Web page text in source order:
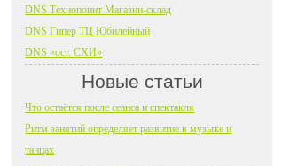
DNS Технопоинт Магазин-склад
DNS Гипер ТЦ Юбилейный
DNS «ост. СХИ»
Новые статьи
Что остаётся после сеанса и спектакля
Ритм занятий определяет развитие в музыке и
танцах